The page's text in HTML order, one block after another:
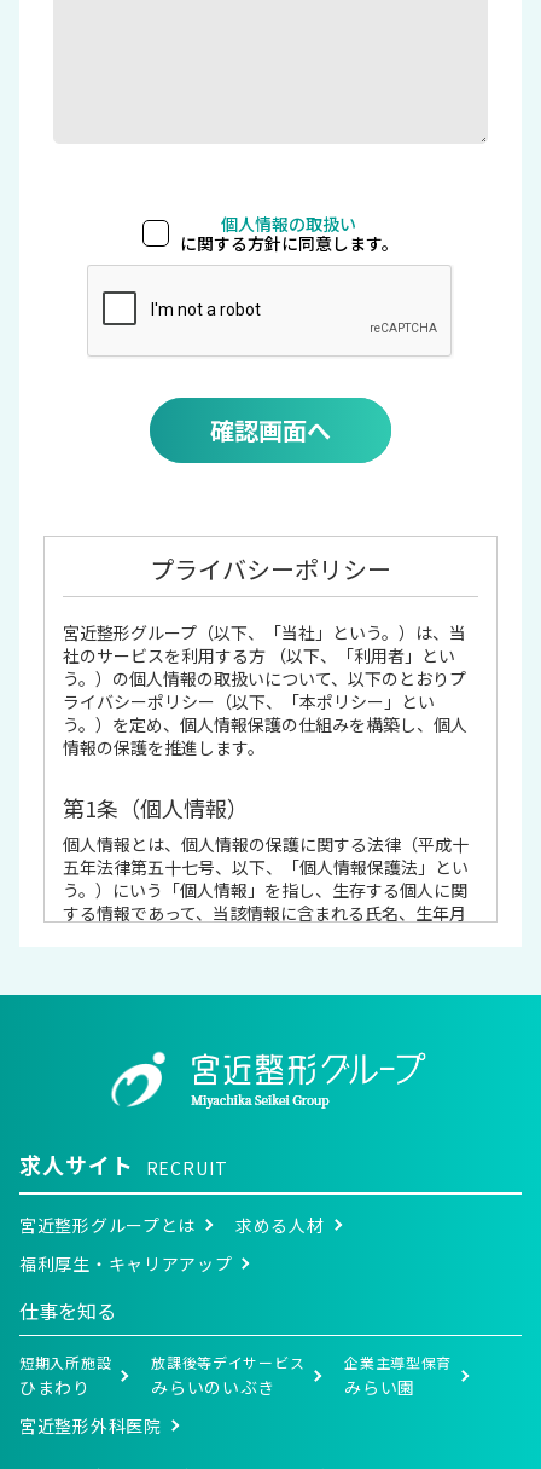
個人情報の取扱い
に関する方針に同意します。
確認画面へ
プライバシーポリシー
宮近整形グループ（以下、「当社」という。）は、当
社のサービスを利用する方 （以下、「利用者」とい
う。）の個人情報の取扱いについて、以下のとおりプ
ライバシーポリシー（以下、「本ポリシー」とい
う。）を定め、個人情報保護の仕組みを構築し、個人
情報の保護を推進します。
第1条（個人情報）
個人情報とは、個人情報の保護に関する法律（平成十
五年法律第五十七号、以下、「個人情報保護法」とい
う。）にいう「個人情報」を指し、生存する個人に関
する情報であって、当該情報に含まれる氏名、生年月
当社は、以下の目的に必要な範囲で、利用者の個人情
報を取得し、これを利用します。
当社サービスの提供・運営のため
人確認を行うことを含む）
ユーザーが利用中のサービスの新機能、更新情
ビスの案内のメールを送付するため
メンテナンス、重要なお知らせなど必要に応じた
ご連絡のため
的でサービスを利用しようとするユーザーの特定
をし、ご利用をお断りするため
ユーザーにご自身の登録情報の閲覧や変更、削
除、ご利用状況の閲覧を行っていただくため
求するため
求人サイト RECRUIT
宮近整形グループとは
求める人材
福利厚生・キャリアアップ
仕事を知る
短期入所施設
ひまわり
放課後等デイサービス
みらいのいぶき
企業主導型保育
みらい園
宮近整形外科医院